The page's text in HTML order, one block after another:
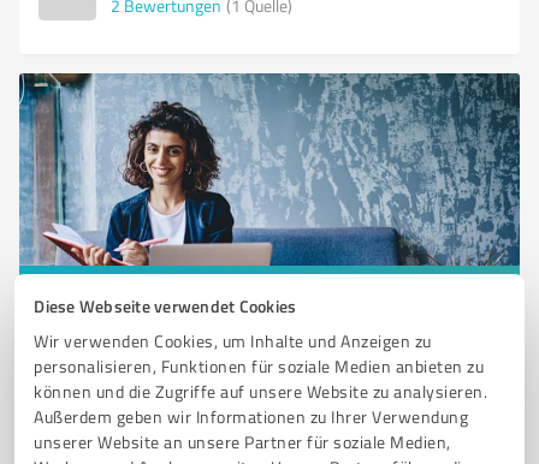
Diese Webseite verwendet Cookies
Wir verwenden Cookies, um Inhalte und Anzeigen zu
personalisieren, Funktionen für soziale Medien anbieten zu
können und die Zugriffe auf unsere Website zu analysieren.
Außerdem geben wir Informationen zu Ihrer Verwendung
unserer Website an unsere Partner für soziale Medien,
2 Bewertungen (1 Quelle)
Sie möchten auch hier gelistet werden?
Registrieren Sie sich jetzt und werden Sie ein von
Kunden empfohlener ProvenExpert!